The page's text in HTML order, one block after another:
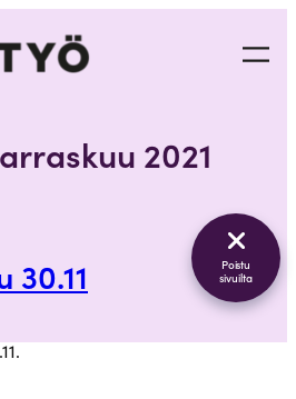
2021
Poistu
sivuilta